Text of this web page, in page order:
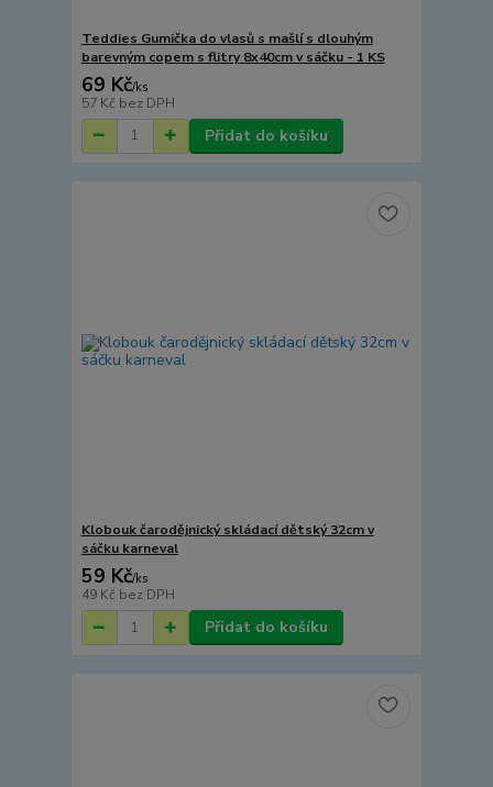
Teddies Gumička do vlasů s mašlí s dlouhým
barevným copem s flitry 8x40cm v sáčku - 1 KS
69 Kč/ks
57 Kč bez DPH
Přidat do košíku
Klobouk čarodějnický skládací dětský 32cm v
sáčku karneval
59 Kč/ks
49 Kč bez DPH
Přidat do košíku